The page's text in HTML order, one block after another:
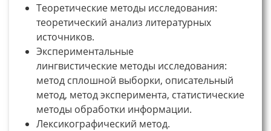
Теоретические методы исследования:
теоретический анализ литературных
источников.
Экспериментальные
лингвистические методы исследования:
метод сплошной выборки, описательный
метод, метод эксперимента, статистические
методы обработки информации.
Лексикографический метод.